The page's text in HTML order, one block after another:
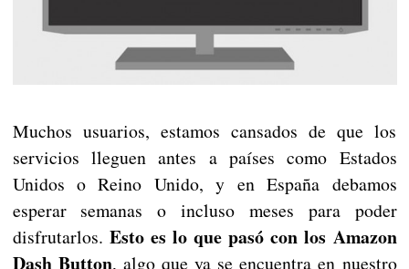
Muchos usuarios, estamos cansados de que los
servicios lleguen antes a países como Estados
Unidos o Reino Unido, y en España debamos
esperar semanas o incluso meses para poder
disfrutarlos. Esto es lo que pasó con los Amazon
Dash Button, algo que ya se encuentra en nuestro